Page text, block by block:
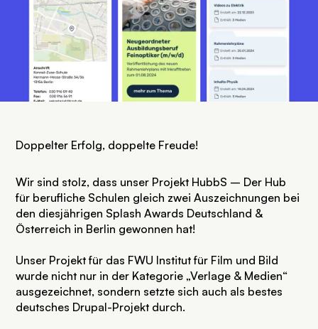
Doppelter Erfolg, doppelte Freude!
Wir sind stolz, dass unser Projekt HubbS – Der Hub
für berufliche Schulen gleich zwei Auszeichnungen bei
den diesjährigen Splash Awards Deutschland &
Österreich in Berlin gewonnen hat!
Unser Projekt für das FWU Institut für Film und Bild
wurde nicht nur in der Kategorie „Verlage & Medien“
ausgezeichnet, sondern setzte sich auch als bestes
deutsches Drupal-Projekt durch.